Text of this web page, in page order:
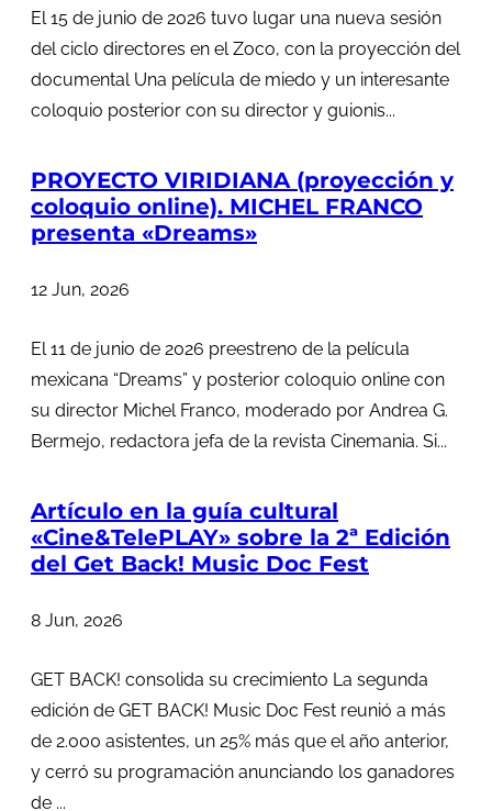
El 15 de junio de 2026 tuvo lugar una nueva sesión
del ciclo directores en el Zoco, con la proyección del
documental Una película de miedo y un interesante
coloquio posterior con su director y guionis...
PROYECTO VIRIDIANA (proyección y
coloquio online). MICHEL FRANCO
presenta «Dreams»
12 Jun, 2026
El 11 de junio de 2026 preestreno de la película
mexicana “Dreams” y posterior coloquio online con
su director Michel Franco, moderado por Andrea G.
Bermejo, redactora jefa de la revista Cinemania. Si...
Artículo en la guía cultural
«Cine&TelePLAY» sobre la 2ª Edición
del Get Back! Music Doc Fest
8 Jun, 2026
GET BACK! consolida su crecimiento La segunda
edición de GET BACK! Music Doc Fest reunió a más
de 2.000 asistentes, un 25% más que el año anterior,
y cerró su programación anunciando los ganadores
de ...